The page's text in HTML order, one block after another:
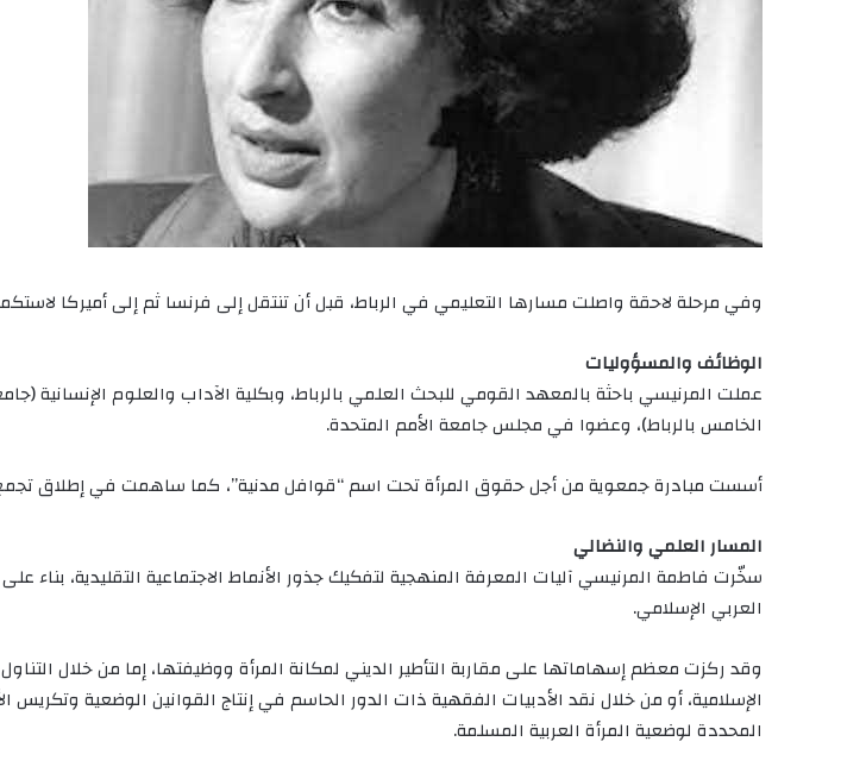
وفي مرحلة لاحقة واصلت مسارها التعليمي في الرباط، قبل أن تنتقل إلى فرنسا ثم إلى أميركا
الوظائف والمسؤوليات
عملت المرنيسي باحثة بالمعهد القومي للبحث العلمي بالرباط، وبكلية الآداب والعلوم الإنسانية
الخامس بالرباط)، وعضوا في مجلس جامعة الأمم المتحدة.
أسست مبادرة جمعوية من أجل حقوق المرأة تحت اسم “قوافل مدنية”، كما ساهمت في إطلاق تجمع
المسار العلمي والنضالي
سخّرت فاطمة المرنيسي آليات المعرفة المنهجية لتفكيك جذور الأنماط الاجتماعية التقليدية، بناء على
العربي الإسلامي.
وقد ركزت معظم إسهاماتها على مقاربة التأطير الديني لمكانة المرأة ووظيفتها، إما من خلال
الإسلامية، أو من خلال نقد الأدبيات الفقهية ذات الدور الحاسم في إنتاج القوانين الوضعية وتكريس
المحددة لوضعية المرأة العربية المسلمة.